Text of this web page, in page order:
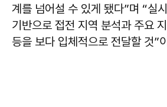
계를 넘어설 수 있게 됐다”며 “실
기반으로 접전 지역 분석과 주요
등을 보다 입체적으로 전달할 것”